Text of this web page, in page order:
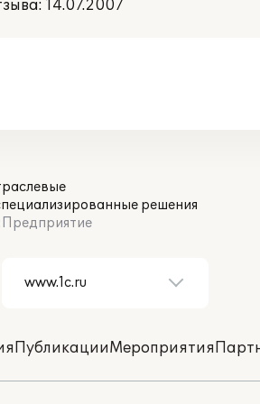
14.07.2007
решения
ПубликацииМероприятия